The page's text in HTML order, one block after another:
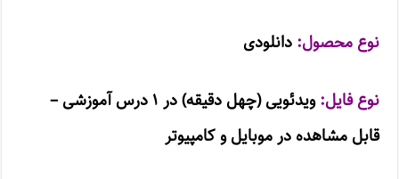
نوع محصول:دانلودی
نوع فایل:ویدئویی (چهل دقیقه) در ۱ درس آموزشی –
قابل مشاهده در موبایل و کامپیوتر